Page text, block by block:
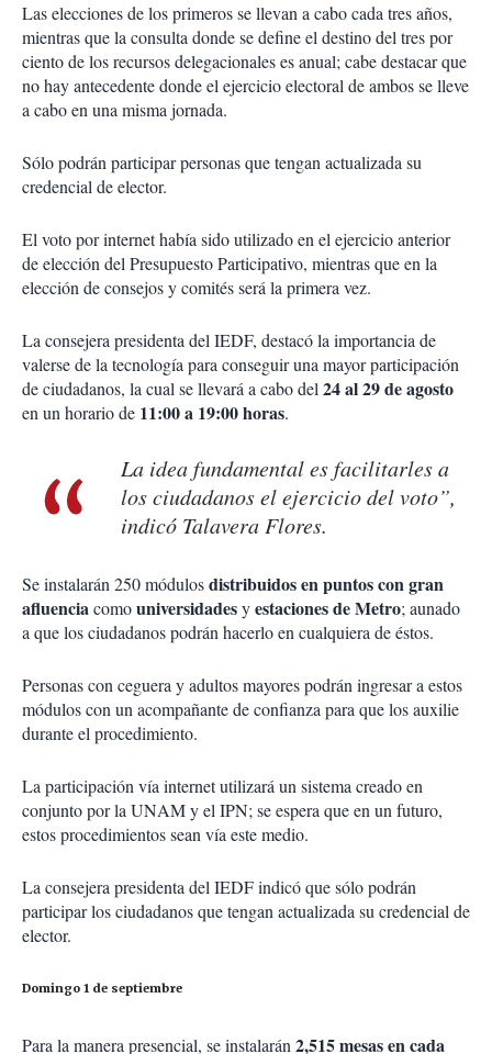
Las elecciones de los primeros se llevan a cabo cada tres años,
mientras que la consulta donde se define el destino del tres por
ciento de los recursos delegacionales es anual; cabe destacar que
no hay antecedente donde el ejercicio electoral de ambos se lleve
a cabo en una misma jornada.
Sólo podrán participar personas que tengan actualizada su
credencial de elector.
El voto por internet había sido utilizado en el ejercicio anterior
de elección del Presupuesto Participativo, mientras que en la
elección de consejos y comités será la primera vez.
La consejera presidenta del IEDF, destacó la importancia de
valerse de la tecnología para conseguir una mayor participación
de ciudadanos, la cual se llevará a cabo del 24 al 29 de agosto
en un horario de 11:00 a 19:00 horas.
La idea fundamental es facilitarles a
los ciudadanos el ejercicio del voto”,
indicó Talavera Flores.
Se instalarán 250 módulosdistribuidos en puntos con gran
afluenciacomouniversidadesyestaciones de Metro; aunado
a que los ciudadanos podrán hacerlo en cualquiera de éstos.
Personas con ceguera y adultos mayores podrán ingresar a estos
módulos con un acompañante de confianza para que los auxilie
durante el procedimiento.
La participación vía internet utilizará un sistema creado en
conjunto por la UNAM y el IPN; se espera que en un futuro,
estos procedimientos sean vía este medio.
La consejera presidenta del IEDF indicó que sólo podrán
participar los ciudadanos que tengan actualizada su credencial de
elector.
Domingo 1 de septiembre
Para la manera presencial, se instalarán 2,515 mesas en cada